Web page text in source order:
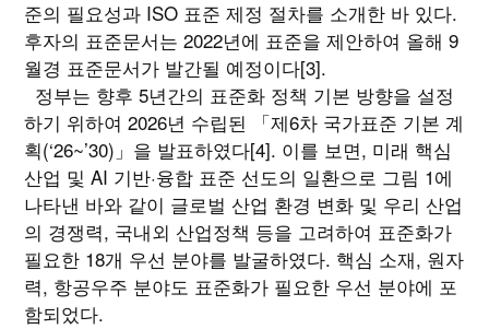
준의 필요성과 ISO 표준 제정 절차를 소개한 바 있다.
후자의 표준문서는 2022년에 표준을 제안하여 올해 9
월경 표준문서가 발간될 예정이다[3].
정부는 향후 5년간의 표준화 정책 기본 방향을 설정
하기 위하여 2026년 수립된 「제6차 국가표준 기본 계
획(‘26~’30)」을 발표하였다[4]. 이를 보면, 미래 핵심
산업 및 AI 기반·융합 표준 선도의 일환으로 그림 1에
나타낸 바와 같이 글로벌 산업 환경 변화 및 우리 산업
의 경쟁력, 국내외 산업정책 등을 고려하여 표준화가
필요한 18개 우선 분야를 발굴하였다. 핵심 소재, 원자
력, 항공우주 분야도 표준화가 필요한 우선 분야에 포
함되었다.